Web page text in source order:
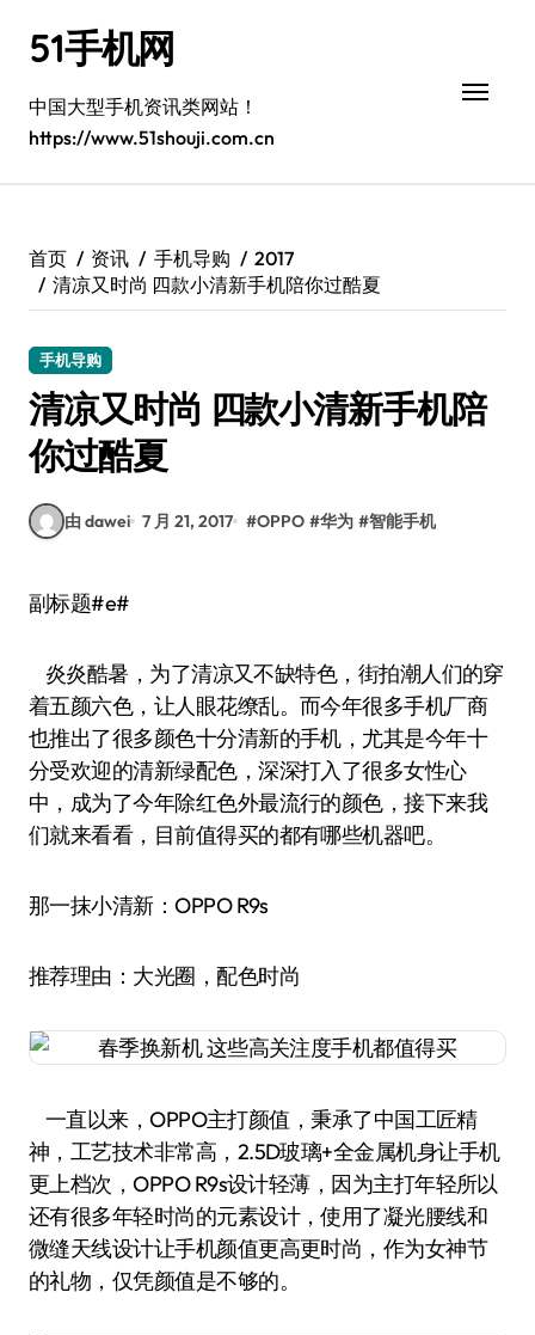
51手机网
中国大型手机资讯类网站！
https://www.51shouji.com.cn
首页 资讯 手机导购
2017
清凉又时尚 四款小清新手机陪你过酷夏
手机导购
清凉又时尚 四款小清新手机陪
你过酷夏
由 dawei 7 月 21, 2017 #OPPO #华为 #智能手机
副标题#e#
炎炎酷暑，为了清凉又不缺特色，街拍潮人们的穿
着五颜六色，让人眼花缭乱。而今年很多手机厂商
也推出了很多颜色十分清新的手机，尤其是今年十
分受欢迎的清新绿配色，深深打入了很多女性心
中，成为了今年除红色外最流行的颜色，接下来我
们就来看看，目前值得买的都有哪些机器吧。
那一抹小清新：OPPO R9s
推荐理由：大光圈，配色时尚
一直以来，OPPO主打颜值，秉承了中国工匠精
神，工艺技术非常高，2.5D玻璃+全金属机身让手机
更上档次，OPPO R9s设计轻薄，因为主打年轻所以
还有很多年轻时尚的元素设计，使用了凝光腰线和
微缝天线设计让手机颜值更高更时尚，作为女神节
的礼物，仅凭颜值是不够的。